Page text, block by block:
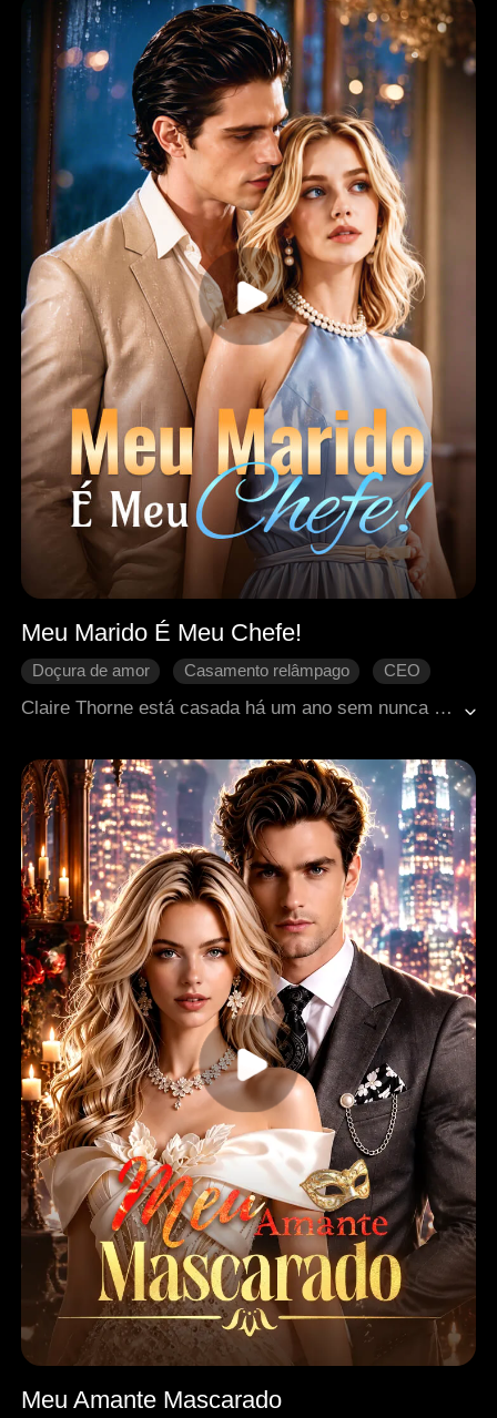
Meu Marido É Meu Chefe!
Doçura de amor Casamento relâmpago
CEO
Amor após o casamento
Romance moderno
Claire Thorne está casada há um ano sem nunca ter encontrado seu marido, Lyon Torrance. Após ingressar no Grupo Ashworth, ela descobre que seu chefe reservado, Alexander Stirling, é na verdade seu marido. De mal-entendidos e um período de distanciamento emocional a trabalhar juntos no ambiente de trabalho, o relacionamento deles gradualmente se aquece após superarem uma crise de relações públicas e um incidente inesperado em uma viagem de negócios. Quando Alexander descobre a verdade, uma bela história de amor que floresce após o casamento se desenrola.
Meu Amante Mascarado